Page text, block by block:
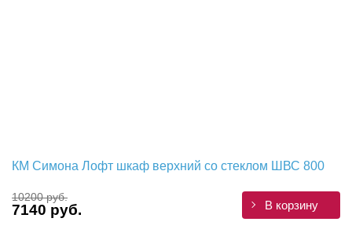
КМ Симона Лофт шкаф верхний со стеклом ШВС 800
10200 руб.
7140 руб. В корзину